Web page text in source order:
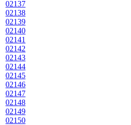
02137
02138
02139
02140
02141
02142
02143
02144
02145
02146
02147
02148
02149
02150